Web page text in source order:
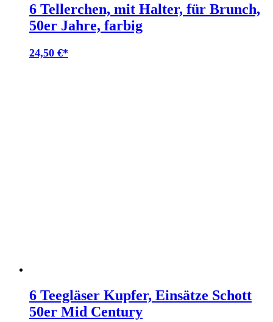
6 Tellerchen, mit Halter, für Brunch,
50er Jahre, farbig
24,50 €
6 Teegläser Kupfer, Einsätze Schott
50er Mid Century